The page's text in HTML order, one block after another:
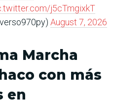
j5cTmgixkT
August 7, 2026
Marcha
con más
en